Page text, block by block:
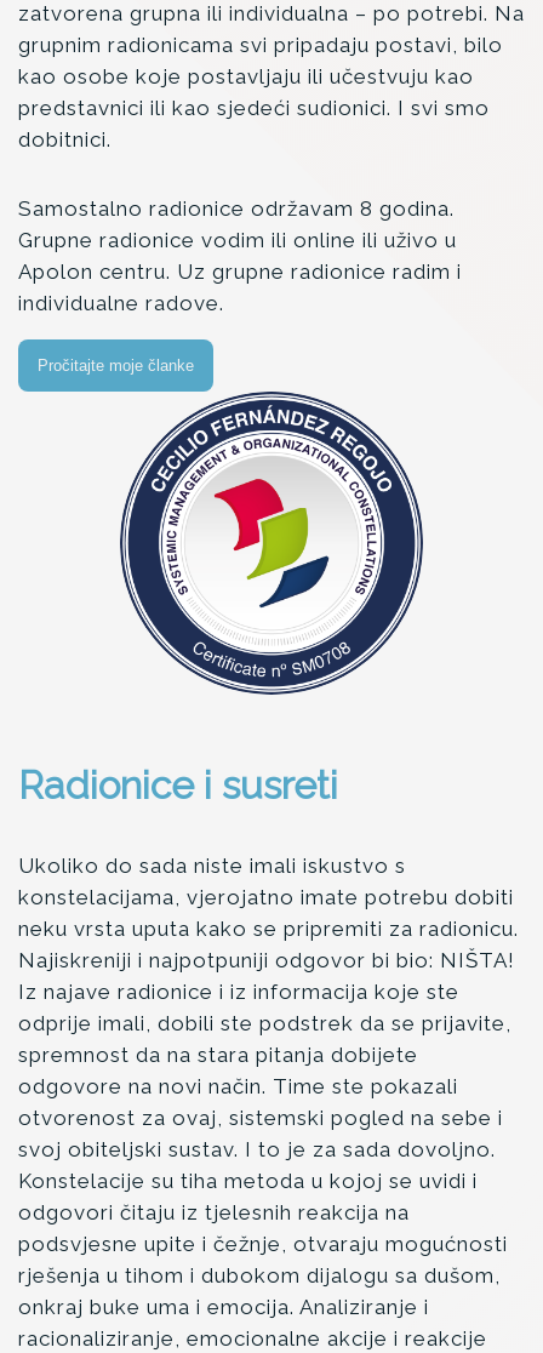
zatvorena grupna ili individualna – po potrebi. Na
grupnim radionicama svi pripadaju postavi, bilo
kao osobe koje postavljaju ili učestvuju kao
predstavnici ili kao sjedeći sudionici. I svi smo
dobitnici.
Samostalno radionice održavam 8 godina.
Grupne radionice vodim ili online ili uživo u
Apolon centru. Uz grupne radionice radim i
individualne radove.
Pročitajte moje članke
Radionice i susreti
Ukoliko do sada niste imali iskustvo s
konstelacijama, vjerojatno imate potrebu dobiti
neku vrsta uputa kako se pripremiti za radionicu.
Najiskreniji i najpotpuniji odgovor bi bio: NIŠTA!
Iz najave radionice i iz informacija koje ste
odprije imali, dobili ste podstrek da se prijavite,
spremnost da na stara pitanja dobijete
odgovore na novi način. Time ste pokazali
otvorenost za ovaj, sistemski pogled na sebe i
svoj obiteljski sustav. I to je za sada dovoljno.
Konstelacije su tiha metoda u kojoj se uvidi i
odgovori čitaju iz tjelesnih reakcija na
podsvjesne upite i čežnje, otvaraju mogućnosti
rješenja u tihom i dubokom dijalogu sa dušom,
onkraj buke uma i emocija. Analiziranje i
racionaliziranje, emocionalne akcije i reakcije